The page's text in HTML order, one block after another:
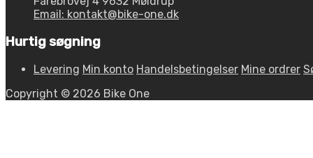
Email: kontakt@bike-one.dk
Hurtig søgning
Levering Min konto Handelsbetingelser Mine ordrer
Copyright © 2026 Bike One